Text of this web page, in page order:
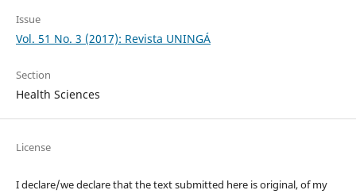
Issue
Vol. 51 No. 3 (2017): Revista UNINGÁ
Section
Health Sciences
License
I declare/we declare that the text submitted here is original, of my